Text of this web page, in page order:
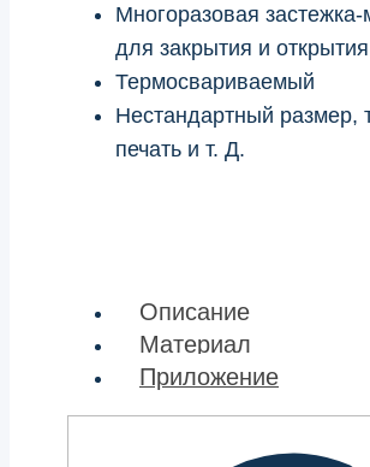
Многоразовая
для закрытия и открытия
Термосвариваемый
Нестандартный размер,
печать и т. Д.
Описание
Материал
Приложение